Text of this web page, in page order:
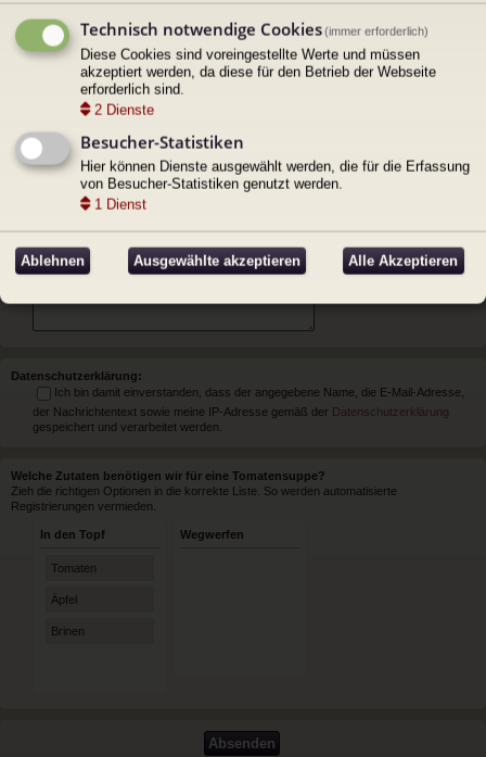
Wiederhole die E-Mail Adresse:
Nachrichtentext:
Datenschutzerklärung:
Ich bin damit einverstanden, dass der angegebene Name, die E-Mail-Adresse,
der Nachrichtentext sowie meine IP-Adresse gemäß der Datenschutzerklärung
gespeichert und verarbeitet werden.
Welche Zutaten benötigen wir für eine Tomatensuppe?
Zieh die richtigen Optionen in die korrekte Liste. So werden automatisierte
Registrierungen vermieden.
In den Topf
Tomaten
Äpfel
Brinen
Wegwerfen
Technisch notwendige Cookies(immer erforderlich)
Diese Cookies sind voreingestellte Werte und müssen
akzeptiert werden, da diese für den Betrieb der Webseite
erforderlich sind.
2 Dienste
Besucher-Statistiken
Hier können Dienste ausgewählt werden, die für die Erfassung
von Besucher-Statistiken genutzt werden.
1 Dienst
Ablehnen Ausgewählte akzeptieren Alle Akzeptieren